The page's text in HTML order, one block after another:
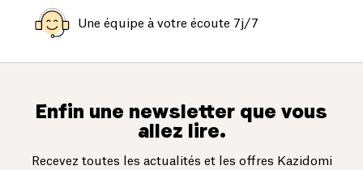
Une équipe à votre écoute 7j/7
Enfin une newsletter que vous
allez lire.
Recevez toutes les actualités et les offres Kazidomi